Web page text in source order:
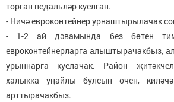
торган педальләр куелган.
- Ничә евроконтейнер урнаштырылачак
- 1-2 ай дәвамында без бөтен
евроконтейнерларга алыштырачакбыз,
урыннарга куелачак. Район
халыкка уңайлы булсын өчен,
арттырачакбыз.